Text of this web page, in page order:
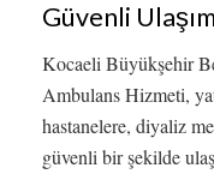
Güvenli
Kocaeli Büyükşehir
Ambulans Hizmeti,
hastanelere, diyaliz
güvenli bir şekilde